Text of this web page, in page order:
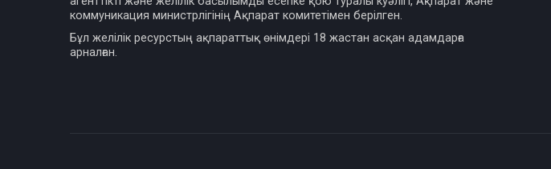
коммуникация министрлігінің Ақпарат комитетімен берілген.
Бұл желілік ресурстың ақпараттық өнімдері 18 жастан асқан адамдарға
арналған.